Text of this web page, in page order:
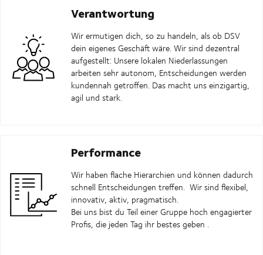
Verantwortung
Wir ermutigen dich, so zu handeln, als ob DSV
dein eigenes Geschäft wäre. Wir sind dezentral
aufgestellt: Unsere lokalen Niederlassungen
arbeiten sehr autonom, Entscheidungen werden
kundennah getroffen. Das macht uns einzigartig,
agil und stark.
Performance
Wir haben flache Hierarchien und können dadurch
schnell Entscheidungen treffen. Wir sind flexibel,
innovativ, aktiv, pragmatisch.
Bei uns bist du Teil einer Gruppe hoch engagierter
Profis, die jeden Tag ihr bestes geben .